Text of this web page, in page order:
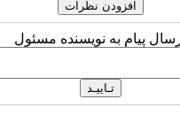
پیام به نویسنده مسئول